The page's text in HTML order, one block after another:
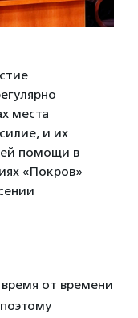
места
и их
помощи в
«Покров»
от времени